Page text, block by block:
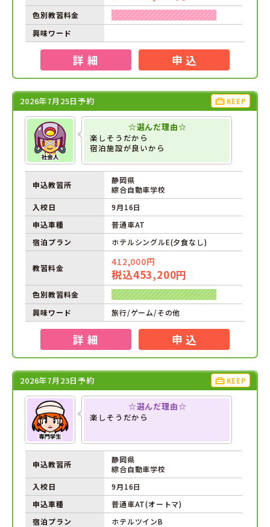
色別教習料金
興味ワード
詳 細 申 込
2026年7月25日予約 KEEP
☆選んだ理由☆
楽しそうだから
宿泊施設が良いから
申込教習所
静岡県
綜合自動車学校
入校日
9月16日
申込車種
普通車AT
宿泊プラン
ホテルシングルE(夕食なし)
教習料金
412,000円
税込453,200円
色別教習料金
興味ワード
旅行/ゲーム/その他
詳 細 申 込
2026年7月23日予約 KEEP
☆選んだ理由☆
楽しそうだから
申込教習所
静岡県
綜合自動車学校
入校日
9月16日
申込車種
普通車AT(オートマ)
宿泊プラン
ホテルツインB